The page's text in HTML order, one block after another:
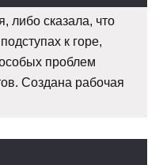
либо сказала, что
к горе,
проблем
Создана рабочая